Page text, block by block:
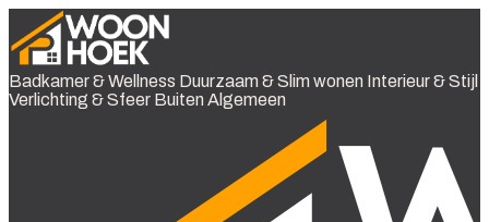
Badkamer & Wellness Duurzaam & Slim wonen Interieur & Stijl
Verlichting & Sfeer Buiten Algemeen